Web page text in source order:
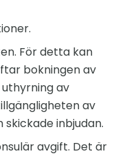
För detta kan
bokningen av
av
av
inbjudan.
avgift. Det är